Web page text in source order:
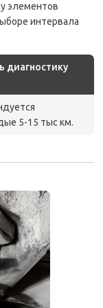
элементов
интервала
диагностику
5-15 тыс км.